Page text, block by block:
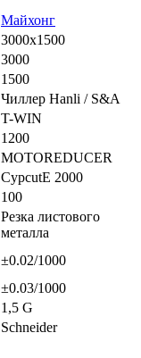
Майхонг
3000х1500
3000
1500
Чиллер Hanli / S&A
T-WIN
1200
MOTOREDUCER
CypcutE 2000
100
Резка листового
металла
±0.02/1000
±0.03/1000
1,5 G
Schneider